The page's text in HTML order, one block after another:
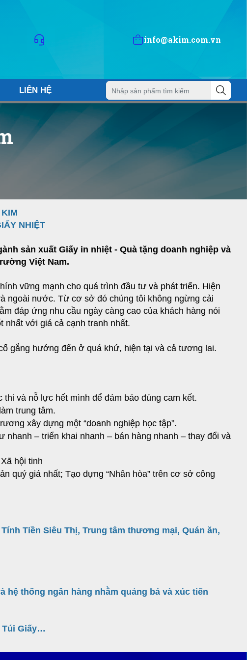
info@akim.com.vn
LIÊN HỆ
NHIỆT
sản xuất Giấy in nhiệt - Quà tặng doanh nghiệp và
Việt Nam.
vững mạnh cho quá trình đầu tư và phát triển. Hiện
ngoài nước. Từ cơ sở đó chúng tôi không ngừng cải
đáp ứng nhu cầu ngày càng cao của khách hàng nói
nhất với giá cả cạnh tranh nhất.
gắng hướng đến ở quá khứ, hiện tại và cả tương lai.
và nỗ lực hết mình để đảm bảo đúng cam kết.
trung tâm.
xây dựng một “doanh nghiệp học tập”.
nhanh – triển khai nhanh – bán hàng nhanh – thay đổi và
hội tinh
quý giá nhất; Tạo dựng “Nhân hòa” trên cơ sở công
Tiền Siêu Thị, Trung tâm thương mại, Quán ăn,
hệ thống ngân hàng nhằm quảng bá và xúc tiến
Túi Giấy…